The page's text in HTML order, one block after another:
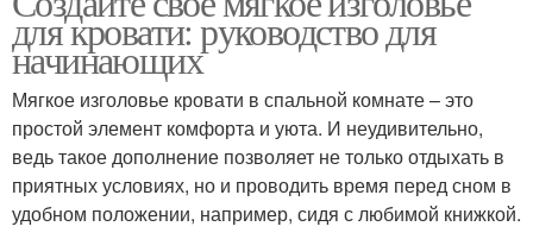
для кровати: руководство для
начинающих
Мягкое изголовье кровати в спальной комнате – это
простой элемент комфорта и уюта. И неудивительно,
ведь такое дополнение позволяет не только отдыхать в
приятных условиях, но и проводить время перед сном в
удобном положении, например, сидя с любимой книжкой.